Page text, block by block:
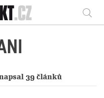
39 článků